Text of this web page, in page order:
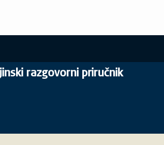
razgovorni priručnik